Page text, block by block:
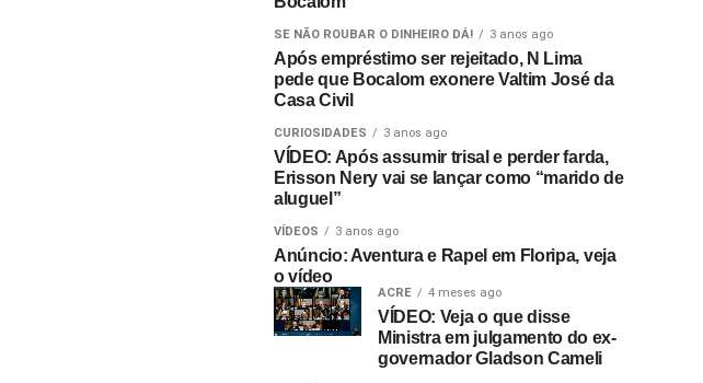
SE NÃO ROUBAR O DINHEIRO DÁ! 3 anos ago
Após empréstimo ser rejeitado, N Lima
pede que Bocalom exonere Valtim José da
Casa Civil
CURIOSIDADES 3 anos ago
VÍDEO: Após assumir trisal e perder farda,
Erisson Nery vai se lançar como “marido de
aluguel”
VÍDEOS 3 anos ago
Anúncio: Aventura e Rapel em Floripa, veja
o vídeo
ACRE 4 meses ago
VÍDEO: Veja o que disse
Ministra em julgamento do ex-
governador Gladson Cameli